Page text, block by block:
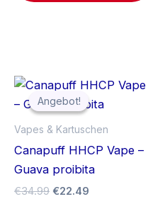
Angebot!
Angebot!
Vapes & Kartuschen
Canapuff HHCP Vape –
Guava proibita
€34.99
Ursprünglicher
Preis
war:
€22.49
Aktueller
ist: